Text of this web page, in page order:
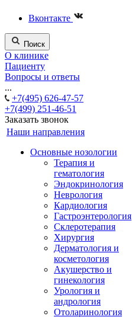
Вконтакте
Поиск
О клинике
Пациенту
Вопросы и ответы
...
+7(495) 626-47-57
+7(499) 251-46-51
Заказать звонок
Наши направления
Основные нозологии
Терапия и
гематология
Эндокринология
Неврология
Кардиология
Гастроэнтерология
Склеротерапия
Хирургия
Дерматология и
косметология
Акушерство и
гинекология
Урология и
андрология
Отоларинология